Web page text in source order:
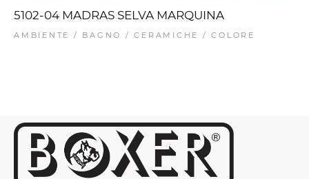
5102-04 MADRAS SELVA MARQUINA
AMBIENTE / BAGNO / CERAMICHE / COLORE